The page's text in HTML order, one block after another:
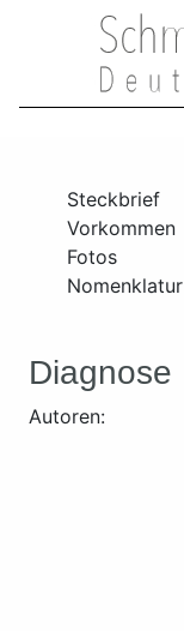
Steckbrief
Vorkommen
Fotos
Nomenklatur
Diagnose
Autoren: